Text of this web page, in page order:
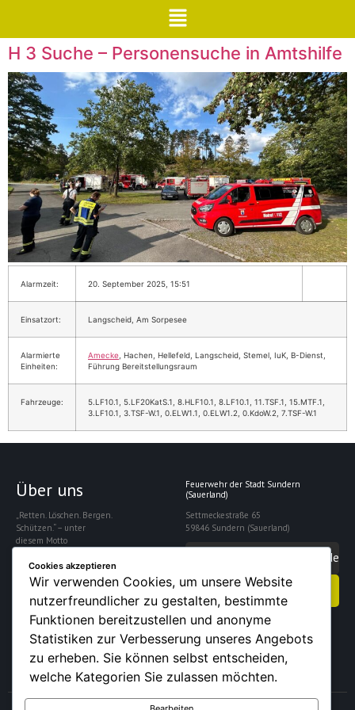
H 3 Suche – Personensuche in Amtshilfe
Alarmzeit: 20. September 2025, 15:51
Einsatzort: Langscheid, Am Sorpesee
Alarmierte
Einheiten:
Amecke , Hachen, Hellefeld, Langscheid, Stemel, IuK, B-Dienst,
Führung Bereitstellungsraum
Fahrzeuge:
5.LF10.1, 5.LF20KatS.1, 8.HLF10.1, 8.LF10.1, 11.TSF.1, 15.MTF.1,
3.LF10.1, 3.TSF-W.1, 0.ELW1.1, 0.ELW1.2, 0.KdoW.2, 7.TSF-W.1
Über uns
„Retten. Löschen. Bergen.
Schützen.“ – unter
diesem Motto
Freiwillige Feuerwehr
Sundern die Sicherheit
der rund 28.000
Einwohner der Stadt.
Feuerwehr der Stadt Sundern
(Sauerland)
Settmeckestraße 65
59846 Sundern (Sauerland)
info@feuerwehrsundern.de
Kontakt aufnehmen
Cookies akzeptieren
Wir verwenden Cookies, um unsere Website
nutzerfreundlicher zu gestalten, bestimmte
Funktionen bereitzustellen und anonyme
Statistiken zur Verbesserung unseres Angebots
zu erheben. Sie können selbst entscheiden,
welche Kategorien Sie zulassen möchten.